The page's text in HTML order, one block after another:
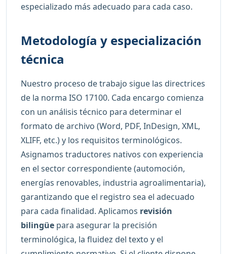
especializado más adecuado para cada caso.
Metodología y especialización
técnica
Nuestro proceso de trabajo sigue las directrices
de la norma ISO 17100. Cada encargo comienza
con un análisis técnico para determinar el
formato de archivo (Word, PDF, InDesign, XML,
XLIFF, etc.) y los requisitos terminológicos.
Asignamos traductores nativos con experiencia
en el sector correspondiente (automoción,
energías renovables, industria agroalimentaria),
garantizando que el registro sea el adecuado
para cada finalidad. Aplicamos revisión
bilingüe para asegurar la precisión
terminológica, la fluidez del texto y el